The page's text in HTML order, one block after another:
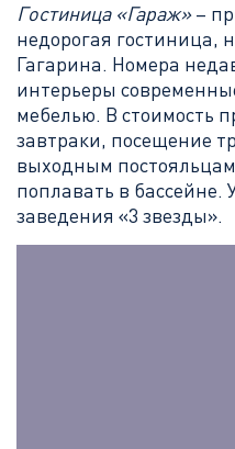
Гостиница «Гараж»–
недорогая гостиница,
Гагарина. Номера
интерьеры
мебелью. В стоимость
завтраки, посещение
выходным
поплавать в бассейне.
заведения «3 звезды».